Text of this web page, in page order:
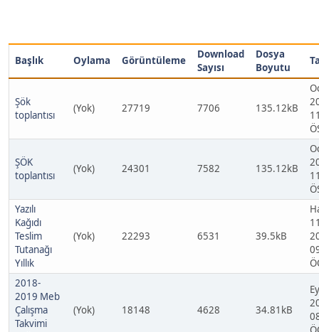
Başlık Oylama Görüntüleme
Download
Sayısı
Dosya
Boyutu
Şök
toplantısı
(Yok) 27719 7706 135.12kB
ŞÖK
toplantısı
(Yok) 24301 7582 135.12kB
Yazılı
Kağıdı
Teslim
Tutanağı
Yıllık
(Yok) 22293 6531 39.5kB
2018-
2019 Meb
Çalışma
Takvimi
(Yok) 18148 4628 34.81kB